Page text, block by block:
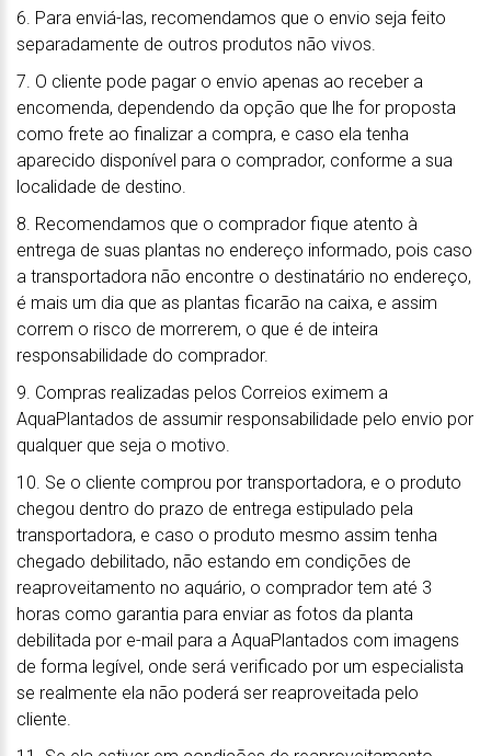
6. Para enviá-las, recomendamos que o envio seja feito
separadamente de outros produtos não vivos.
7. O cliente pode pagar o envio apenas ao receber a
encomenda, dependendo da opção que lhe for proposta
como frete ao finalizar a compra, e caso ela tenha
aparecido disponível para o comprador, conforme a sua
localidade de destino.
8. Recomendamos que o comprador fique atento à
entrega de suas plantas no endereço informado, pois caso
a transportadora não encontre o destinatário no endereço,
é mais um dia que as plantas ficarão na caixa, e assim
correm o risco de morrerem, o que é de inteira
responsabilidade do comprador.
9. Compras realizadas pelos Correios eximem a
AquaPlantados de assumir responsabilidade pelo envio por
qualquer que seja o motivo.
10. Se o cliente comprou por transportadora, e o produto
chegou dentro do prazo de entrega estipulado pela
transportadora, e caso o produto mesmo assim tenha
chegado debilitado, não estando em condições de
reaproveitamento no aquário, o comprador tem até 3
horas como garantia para enviar as fotos da planta
debilitada por e-mail para a AquaPlantados com imagens
de forma legível, onde será verificado por um especialista
se realmente ela não poderá ser reaproveitada pelo
cliente.